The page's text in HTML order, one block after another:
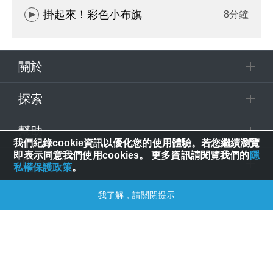
掛起來！彩色小布旗 8分鐘
關於
探索
幫助
追蹤
© 2025 Spring House Entertainment Tech. Inc. All Rights Reserved.
我們紀錄cookie資訊以優化您的使用體驗。若您繼續瀏覽
即表示同意我們使用cookies。 更多資訊請閱覽我們的隱
私權保護政策。
我了解，請關閉提示